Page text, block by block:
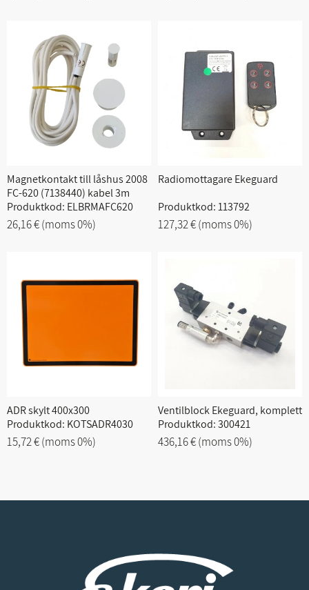
Magnetkontakt till låshus 2008
FC-620 (7138440) kabel 3m
Produktkod: ELBRMAFC620
26,16 €(moms 0%)
Radiomottagare Ekeguard
Produktkod: 113792
127,32 €(moms 0%)
ADR skylt 400x300
Produktkod: KOTSADR4030
15,72 €(moms 0%)
Ventilblock Ekeguard, komplett
Produktkod: 300421
436,16 €(moms 0%)